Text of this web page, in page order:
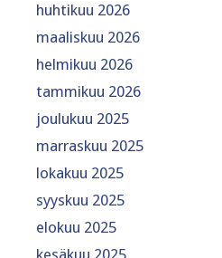
huhtikuu 2026
maaliskuu 2026
helmikuu 2026
tammikuu 2026
joulukuu 2025
marraskuu 2025
lokakuu 2025
syyskuu 2025
elokuu 2025